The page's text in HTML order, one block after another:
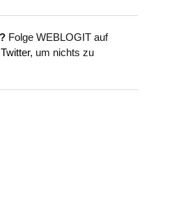
Folge WEBLOGIT auf
Twitter, um nichts zu